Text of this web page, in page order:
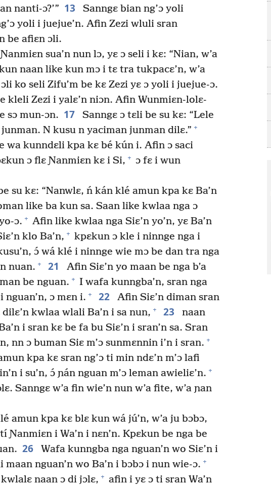
nanti-ɔ?’” 13
Sanngɛ bian ng’ɔ yoli
yoli i juejue’n. Afin Zezi wluli sran
be afiɛn ɔli.
sua’n nun lɔ, yɛ ɔ seli i kɛ: “Nian, w’a
naan like kun mɔ i tɛ tra tukpacɛ’n, w’a
ɔli ko seli Zifu’m be kɛ Zezi yɛ ɔ yoli i juejue-ɔ.
kleli Zezi i yalɛ’n niɔn. Afin Wunmiɛn-lolɛ-
sɔ mun-ɔn. 17
Sanngɛ ɔ tɛli be su kɛ: “Lele
N kusu n yaciman junman dilɛ.” +
wa kunndɛli kpa kɛ bé kún i. Afin ɔ saci
ɔ flɛ Ɲanmiɛn kɛ i Si, + ɔ fɛ i wun
su kɛ: “Nanwlɛ, ń kán klé amun kpa kɛ Ba’n
like ba kun sa. Saan like kwlaa nga ɔ
ɔ. + Afin like kwlaa nga Siɛ’n yo’n, yɛ Ba’n
klo Ba’n, + kpɛkun ɔ kle i ninnge nga i
ɔ́ wá klé i ninnge wie mɔ be dan tra nga
nuan. + 21
Afin Siɛ’n yo maan be nga b’a
be nguan. + I wafa kunngba’n, sran nga
nguan’n, ɔ mɛn i. + 22
Afin Siɛ’n diman sran
kwlaa wlali Ba’n i sa nun, + 23
naan
i sran kɛ be fa bu Siɛ’n i sran’n sa. Sran
nn ɔ buman Siɛ m’ɔ sunmɛnnin i’n i sran. +
kpa kɛ sran ng’ɔ ti min ndɛ’n m’ɔ lafi
i su’n, ɔ́ ɲán nguan m’ɔ leman awieliɛ’n. +
Sanngɛ w’a fin wie’n nun w’a fite, w’a ɲan
amun kpa kɛ blɛ kun wá jú’n, w’a ju bɔbɔ,
Ɲanmiɛn i Wa’n i nɛn’n. Kpɛkun be nga be
26
Wafa kunngba nga nguan’n wo Siɛ’n i
maan nguan’n wo Ba’n i bɔbɔ i nun wie-ɔ. +
naan ɔ di jɔlɛ, + afin i yɛ ɔ ti sran Wa’n